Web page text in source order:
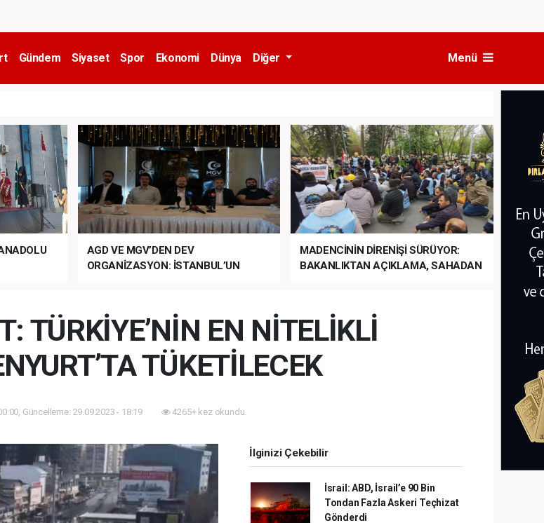
Gündem Siyaset Spor Ekonomi Dünya Diğer Menü
AGD VE MGV’DEN DEV
ORGANİZASYON: İSTANBUL’UN
MADENCİNİN DİRENİŞİ SÜRÜYOR:
BAKANLIKTAN AÇIKLAMA, SAHADAN
TÜRKİYE’NİN EN NİTELİKLİ
TÜKETİLECEK
Güncelleme: 29.09.2023 - 18:19 4265+ kez okundu.
İlginizi Çekebilir
İsrail: ABD, İsrail’e 90 Bin
Tondan Fazla Askeri Teçhizat
Gönderdi